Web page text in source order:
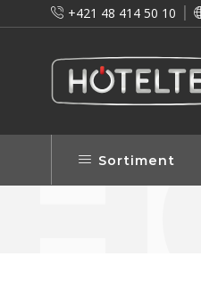
+421 48 414 50 10
a preto vám prinášame
Sortiment